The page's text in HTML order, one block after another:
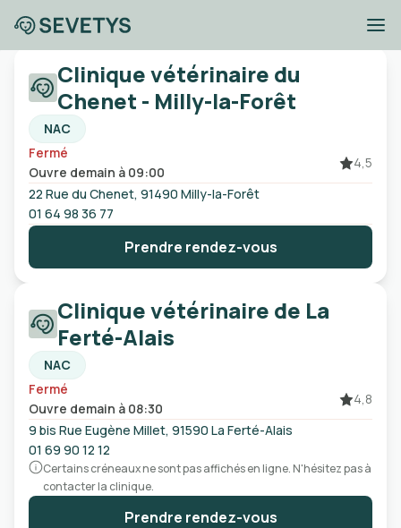
Cliniques vétérinaires
Milly-la-Forêt
Ville, code postal, etc
Ouvert Urgences
Clinique vétérinaire du
Chenet - Milly-la-Forêt
NAC
Fermé
Ouvre demain à 09:00
4,5
22 Rue du Chenet, 91490 Milly-la-Forêt
01 64 98 36 77
Prendre rendez-vous
Clinique vétérinaire de La
Ferté-Alais
NAC
Fermé
Ouvre demain à 08:30
4,8
9 bis Rue Eugène Millet, 91590 La Ferté-Alais
01 69 90 12 12
Certains créneaux ne sont pas affichés en ligne. N'hésitez pas à
contacter la clinique.
Prendre rendez-vous